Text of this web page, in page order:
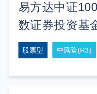
易方达中证
数证券投资基
股票型 中风险(R3)